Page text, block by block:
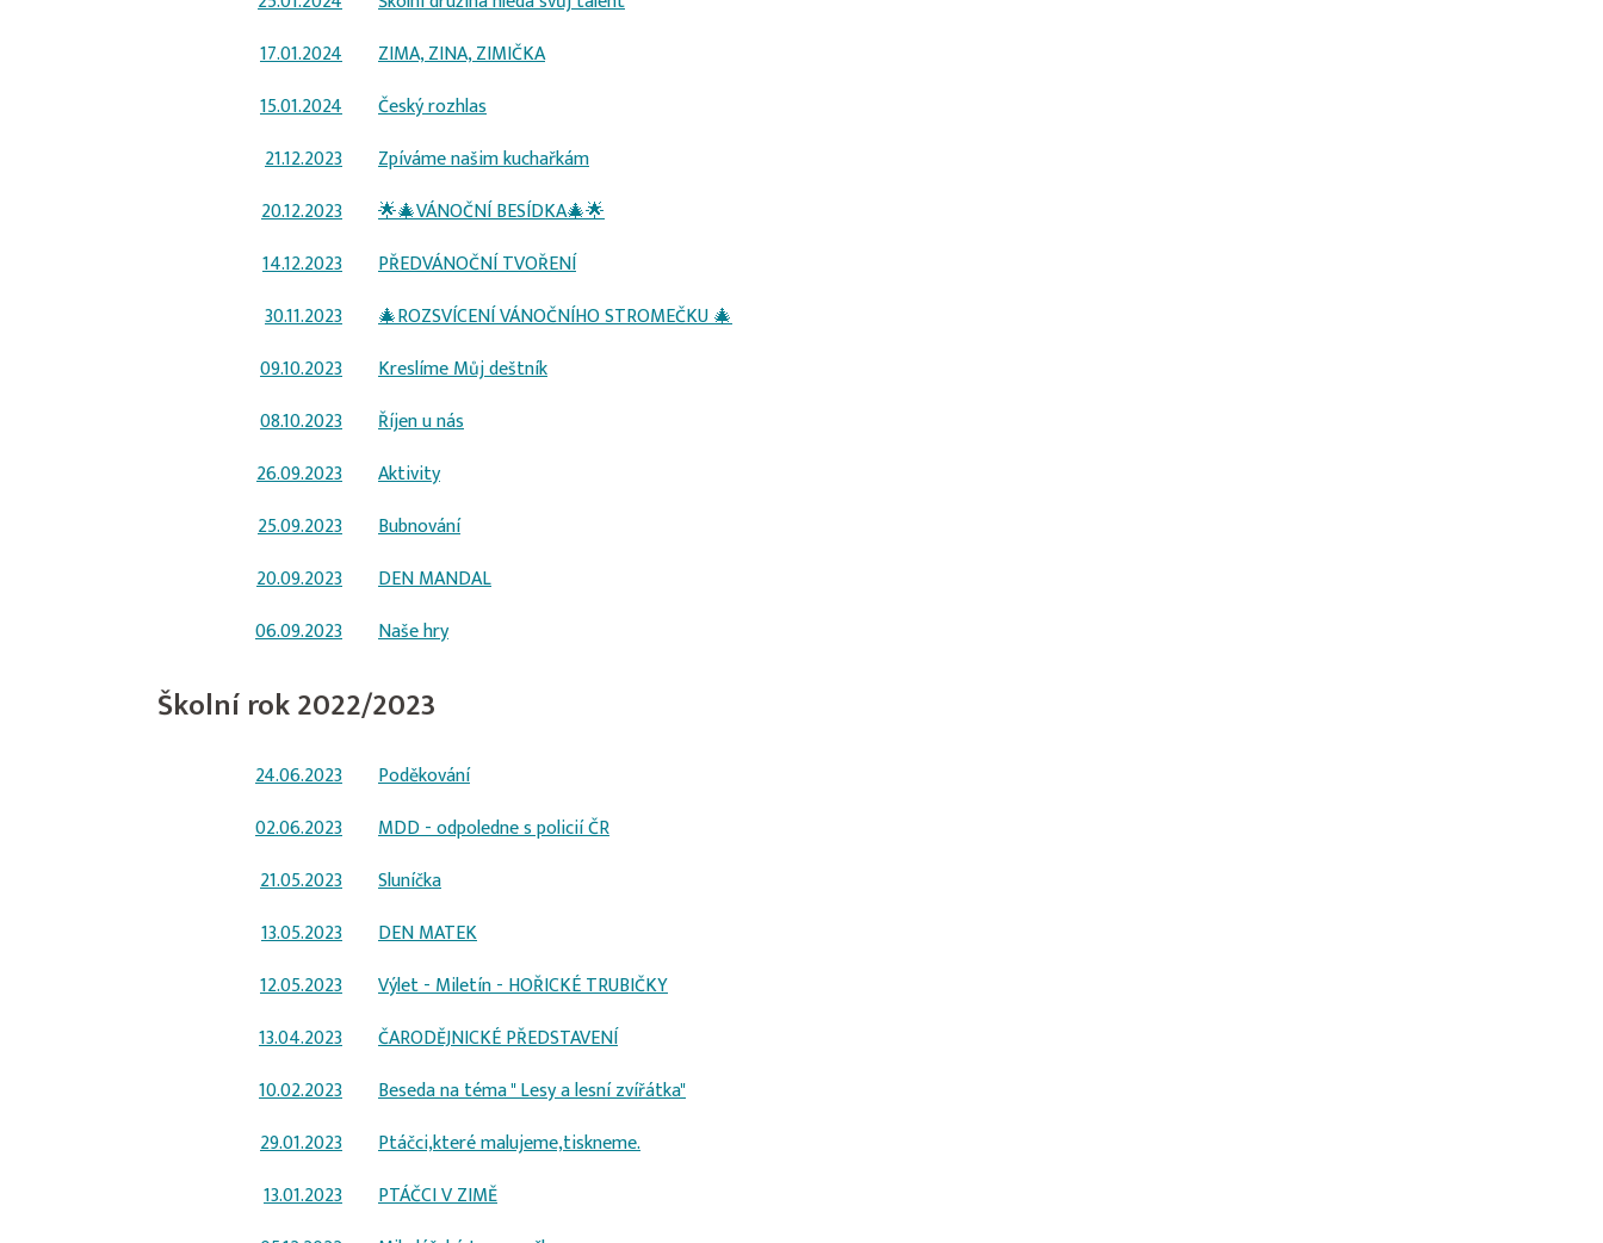
17.01.2024
ZIMA, ZINA, ZIMIČKA
15.01.2024
Český rozhlas
21.12.2023
Zpíváme našim kuchařkám
20.12.2023
🌟🎄VÁNOČNÍ BESÍDKA🎄🌟
14.12.2023
PŘEDVÁNOČNÍ TVOŘENÍ
30.11.2023
🎄ROZSVÍCENÍ VÁNOČNÍHO STROMEČKU 🎄
09.10.2023
Kreslíme Můj deštník
08.10.2023
Říjen u nás
26.09.2023
Aktivity
25.09.2023
Bubnování
20.09.2023
DEN MANDAL
06.09.2023
Naše hry
Školní rok 2022/2023
24.06.2023
Poděkování
02.06.2023
MDD - odpoledne s policií ČR
21.05.2023
Sluníčka
13.05.2023
DEN MATEK
12.05.2023
Výlet - Miletín - HOŘICKÉ TRUBIČKY
13.04.2023
ČARODĚJNICKÉ PŘEDSTAVENÍ
10.02.2023
Beseda na téma " Lesy a lesní zvířátka"
29.01.2023
Ptáčci,které malujeme,tiskneme.
13.01.2023
PTÁČCI V ZIMĚ